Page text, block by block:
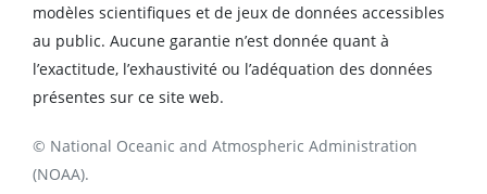
modèles scientifiques et de jeux de données accessibles
au public. Aucune garantie n’est donnée quant à
l’exactitude, l’exhaustivité ou l’adéquation des données
présentes sur ce site web.
© National Oceanic and Atmospheric Administration
(NOAA).